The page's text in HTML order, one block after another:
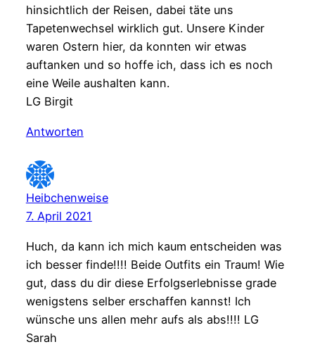
hinsichtlich der Reisen, dabei täte uns
Tapetenwechsel wirklich gut. Unsere Kinder
waren Ostern hier, da konnten wir etwas
auftanken und so hoffe ich, dass ich es noch
eine Weile aushalten kann.
LG Birgit
Antworten
Heibchenweise
7. April 2021
Huch, da kann ich mich kaum entscheiden was
ich besser finde!!!! Beide Outfits ein Traum! Wie
gut, dass du dir diese Erfolgserlebnisse grade
wenigstens selber erschaffen kannst! Ich
wünsche uns allen mehr aufs als abs!!!! LG
Sarah